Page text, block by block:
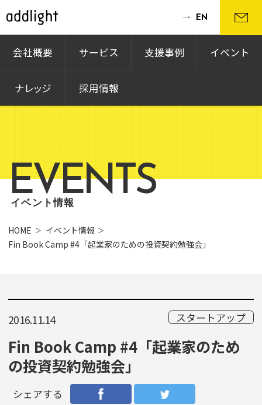
会社概要 サービス 支援事例 イベント
ナレッジ 採用情報
EN
EVENTS
イベント情報
HOME
イベント情報
Fin Book Camp #4「起業家のための投資契約勉強会」
2016.11.14 スタートアップ
Fin Book Camp #4「起業家のため
の投資契約勉強会」
シェアする